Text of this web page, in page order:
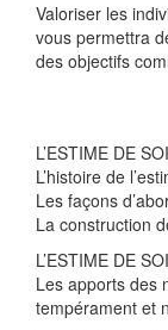
Valoriser les
vous permettra
des objectifs
L’ESTIME DE
L’histoire de
Les façons
La construction
L’ESTIME DE
Les apports des
tempérament et